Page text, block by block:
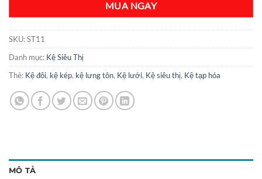
MUA NGAY
SKU:ST11
Danh mục: Kệ Siêu Thị
Thẻ: Kệ đôi, kệ kép, kệ lưng tôn, Kệ lưới, Kệ siêu thị, Kệ tạp hóa
MÔ TẢ